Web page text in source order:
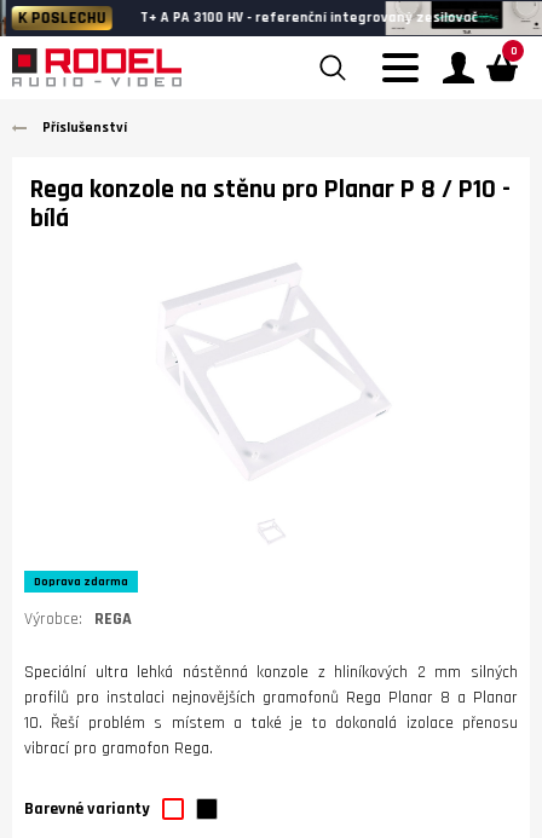
K POSLECHU T+ A PA 3100 HV - referenční integrovaný zesilovač
0
Příslušenství
Rega konzole na stěnu pro Planar P 8 / P10 -
bílá
Doprava zdarma
Výrobce: REGA
Speciální ultra lehká nástěnná konzole z hliníkových 2 mm silných
profilů pro instalaci nejnovějších gramofonů Rega Planar 8 a Planar
10. Řeší problém s místem a také je to dokonalá izolace přenosu
vibrací pro gramofon Rega.
Barevné varianty